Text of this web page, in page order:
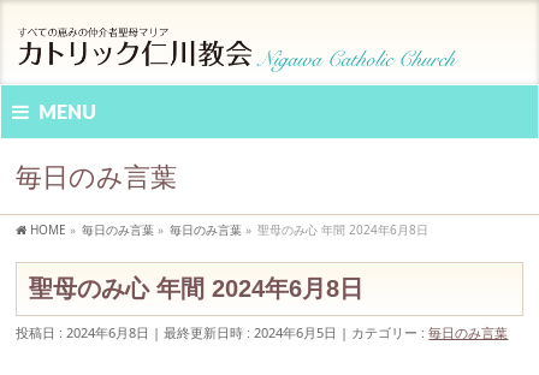
MENU
毎日のみ言葉
HOME » 毎日のみ言葉 » 毎日のみ言葉 » 聖母のみ心 年間 2024年6月8日
聖母のみ心 年間 2024年6月8日
投稿日 : 2024年6月8日 最終更新日時 : 2024年6月5日 カテゴリー :毎日のみ言葉